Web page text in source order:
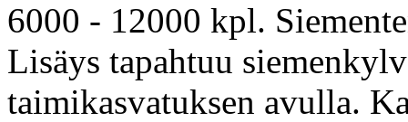
6000 - 12000 kpl.
Lisäys tapahtuu
taimikasvatuksen avulla.